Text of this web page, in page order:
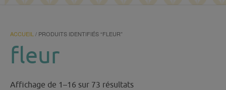
ACCUEIL / PRODUITS IDENTIFIÉS “FLEUR”
fleur
Affichage de 1–16 sur 73 résultatsTrié